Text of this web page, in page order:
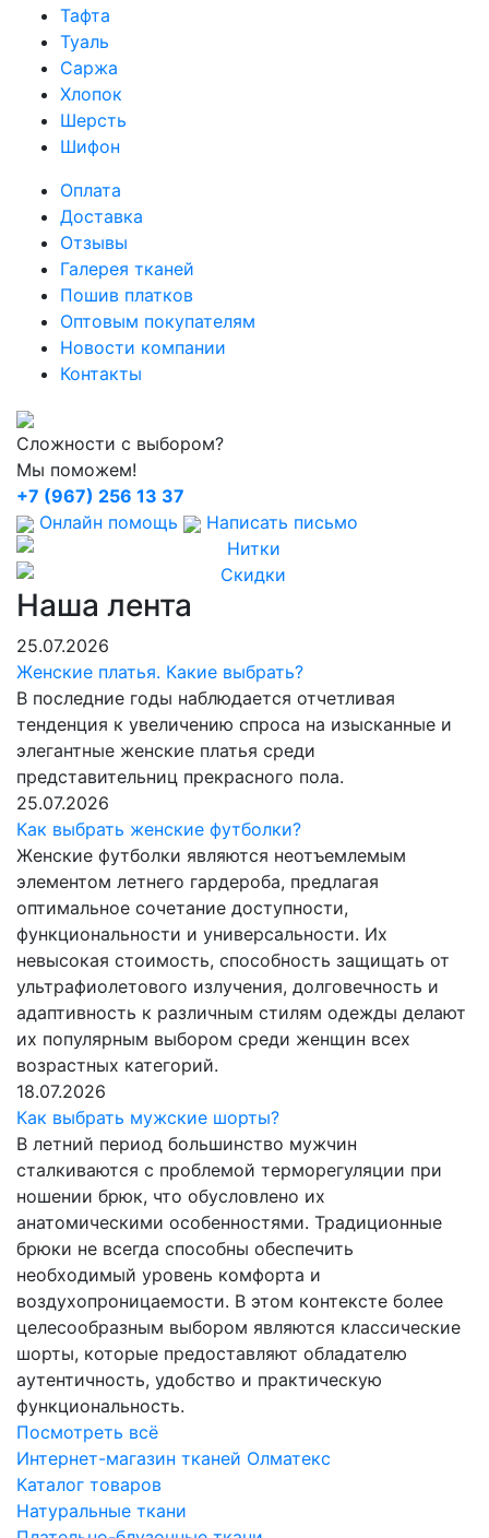
Тафта
Туаль
Саржа
Хлопок
Шерсть
Шифон
Оплата
Доставка
Отзывы
Галерея тканей
Пошив платков
Оптовым покупателям
Новости компании
Контакты
Сложности с выбором?
Мы поможем!
+7 (967) 256 13 37
Онлайн помощь
Написать письмо
Наша лента
25.07.2026
Женские платья. Какие выбрать?
В последние годы наблюдается отчетливая
тенденция к увеличению спроса на изысканные и
элегантные женские платья среди
представительниц прекрасного пола.
25.07.2026
Как выбрать женские футболки?
Женские футболки являются неотъемлемым
элементом летнего гардероба, предлагая
оптимальное сочетание доступности,
функциональности и универсальности. Их
невысокая стоимость, способность защищать от
ультрафиолетового излучения, долговечность и
адаптивность к различным стилям одежды делают
их популярным выбором среди женщин всех
возрастных категорий.
18.07.2026
Как выбрать мужские шорты?
В летний период большинство мужчин
сталкиваются с проблемой терморегуляции при
ношении брюк, что обусловлено их
анатомическими особенностями. Традиционные
брюки не всегда способны обеспечить
необходимый уровень комфорта и
воздухопроницаемости. В этом контексте более
целесообразным выбором являются классические
шорты, которые предоставляют обладателю
аутентичность, удобство и практическую
функциональность.
Посмотреть всё
Интернет-магазин тканей Олматекс
Каталог товаров
Натуральные ткани